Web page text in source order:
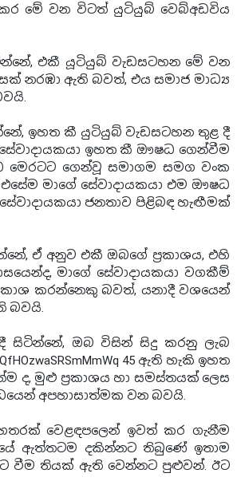
මේ වන විටත් යුටියුබ් වෙබ්අඩවිය
එකී යූටියුබ් වැඩසටහන මේ වන
නරඹා ඇති බවත්, එය සමාජ මාධ්‍ය
ඉහත කී යුටියුබ් වැඩසටහන තුළ දී
ඉහත කී ඖෂධ ගෙන්වීම
ගෙන්වූ සමාගම සමග වංක
මාගේ සේවාදායකයා එම ඖෂධ
ජනතාව පිළිබඳ හැඟීමක්
ඒ අනුව එකී ඔබගේ ප්‍රකාශය, එහි
මාගේ සේවාදායකයා වගකීම්
කරන්නෙකු බවත්, යනාදී වශයෙන්
බවයි.
දී සිටින්නේ, ඔබ විසින් සිදු කරනු ලැබ
45 ඇති හැකි ඉහත
ද, මුළු ප්‍රකාශය හා සමස්තයක් ලෙස
අපහාසාත්මක වන බවයි.
හතරක් වෙළඳපලෙන් ඉවත් කර ගැනීම
ඇත්තටම දකින්නට තිබුණේ ඉතාම
වීම තියක් ඇති වෙන්නට පුළුවන්. ඊට